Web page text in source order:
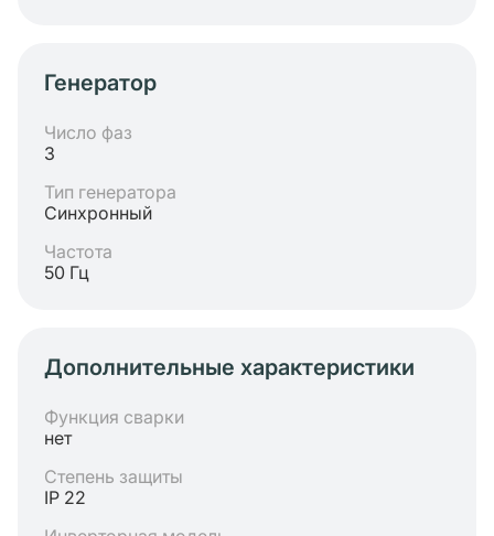
Генератор
Число фаз
3
Тип генератора
Синхронный
Частота
50 Гц
Дополнительные характеристики
Функция сварки
нет
Степень защиты
IP 22